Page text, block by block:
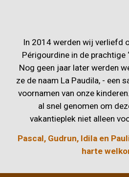
In 2014 werden wij verliefd
Périgourdine in de prachtige
Nog geen jaar later werden
ze de naam La Paudila, - een
voornamen van onze
al snel genomen om
vakantieplek niet alleen
Pascal, Gudrun, Idila en
harte